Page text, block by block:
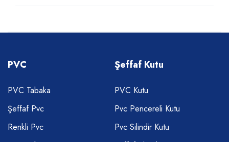
PVC
PVC Tabaka
Şeffaf Pvc
Renkli Pvc
Şeffaf Kutu
PVC Kutu
Pvc Pencereli Kutu
Pvc Silindir Kutu